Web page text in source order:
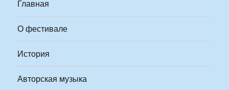
Главная
О фестивале
История
Авторская музыка